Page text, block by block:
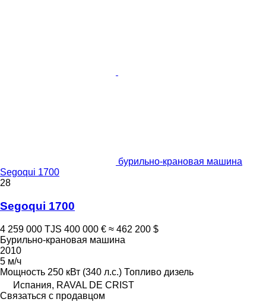
бурильно-крановая машина
Segoqui 1700
28
Segoqui 1700
4 259 000 TJS 400 000 € ≈ 462 200 $
Бурильно-крановая машина
2010
5 м/ч
Мощность 250 кВт (340 л.с.) Топливо дизель
Испания, RAVAL DE CRIST
Связаться с продавцом